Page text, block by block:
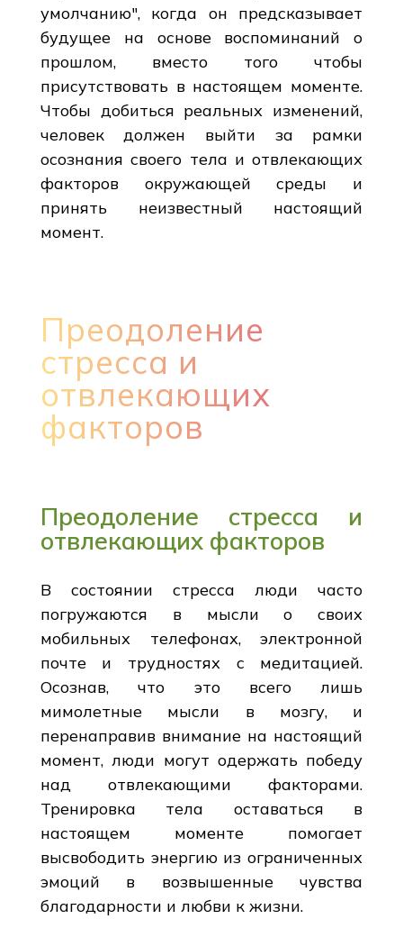
умолчанию", когда он предсказывает
будущее на основе воспоминаний о
прошлом, вместо того чтобы
присутствовать в настоящем моменте.
Чтобы добиться реальных изменений,
человек должен выйти за рамки
осознания своего тела и отвлекающих
факторов окружающей среды и
принять неизвестный настоящий
момент.
Преодоление
стресса и
отвлекающих
факторов
Преодоление стресса и
отвлекающих факторов
В состоянии стресса люди часто
погружаются в мысли о своих
мобильных телефонах, электронной
почте и трудностях с медитацией.
Осознав, что это всего лишь
мимолетные мысли в мозгу, и
перенаправив внимание на настоящий
момент, люди могут одержать победу
над отвлекающими факторами.
Тренировка тела оставаться в
настоящем моменте помогает
высвободить энергию из ограниченных
эмоций в возвышенные чувства
благодарности и любви к жизни.